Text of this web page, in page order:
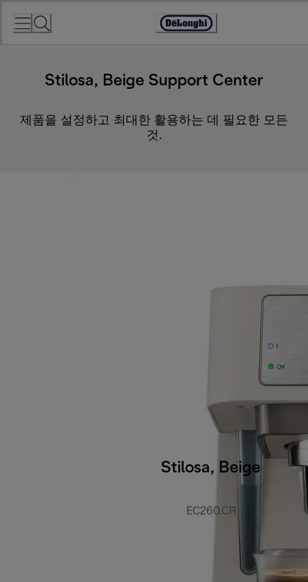
Accessibility
Stilosa, Beige Support Center
제품을 설정하고 최대한 활용하는 데 필요한 모든
것.
Stilosa, Beige
EC260.CR